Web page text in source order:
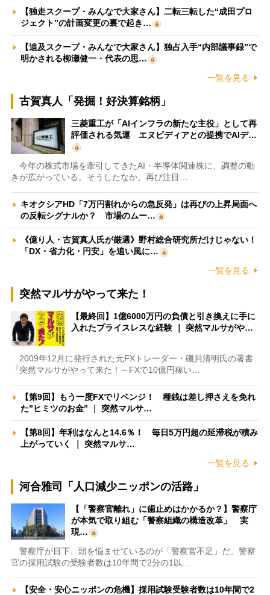
【独走スクープ・みんなで大家さん】二転三転した“成田プロ
ジェクト”の計画変更の裏で起き…
【追及スクープ・みんなで大家さん】独占入手“内部議事録”で
明かされる柳瀬健一・代表の思…
一覧を見る
古賀真人「発掘！好決算銘柄」
三菱重工が「AIインフラの新たな主役」として再
評価される気運 エヌビディアとの提携でAIデ…
今年の株式市場を牽引してきたAI・半導体関連株に、調整の動
きが広がっている。そうしたなか、再び注目…
キオクシアHD「7万円割れからの急反発」は再びの上昇局面へ
の反転シグナルか？ 市場のムー…
《億り人・古賀真人氏が厳選》野村総合研究所だけじゃない！
「DX・省力化・円安」を追い風に…
一覧を見る
突然マルサがやって来た！
【最終回】1億6000万円の負債と引き換えに手に
入れたプライスレスな経験 ｜ 突然マルサがや…
2009年12月に発行された元FXトレーダー・磯貝清明氏の著書
『突然マルサがやって来た！～FXで10億円稼い…
【第9回】もう一度FXでリベンジ！ 種銭は差し押さえを免れ
た”ヒミツのお金” ｜ 突然マルサ…
【第8回】年利はなんと14.6％！ 毎日5万円超の延滞税が積み
上がっていく ｜ 突然マルサ…
一覧を見る
河合雅司「人口減少ニッポンの活路」
【「警察官離れ」に歯止めはかかるか？】警察庁
が本気で取り組む「警察組織の構造改革」 実
現…
警察庁が目下、頭を悩ませているのが「警察官不足」だ。警察
官の採用試験の受験者数は10年間で2分の1以…
【安全・安心ニッポンの危機】採用試験受験者数は10年間で2